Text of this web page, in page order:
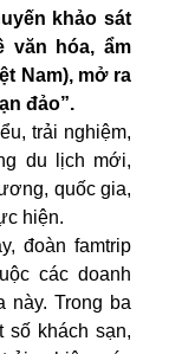
khảo sát
văn hóa, ẩm
Nam), mở ra
đảo”.
trải nghiệm,
du lịch mới,
quốc gia,
hiện.
đoàn famtrip
các doanh
này. Trong ba
số khách sạn,